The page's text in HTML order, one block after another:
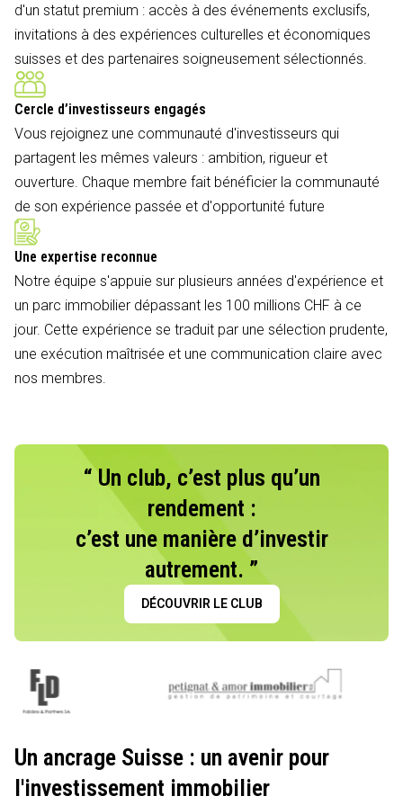
d'un statut premium : accès à des événements exclusifs,
invitations à des expériences culturelles et économiques
suisses et des partenaires soigneusement sélectionnés.
Cercle d’investisseurs engagés
Vous rejoignez une communauté d'investisseurs qui
partagent les mêmes valeurs : ambition, rigueur et
ouverture. Chaque membre fait bénéficier la communauté
de son expérience passée et d'opportunité future
Une expertise reconnue
Notre équipe s'appuie sur plusieurs années d'expérience et
un parc immobilier dépassant les 100 millions CHF à ce
jour. Cette expérience se traduit par une sélection prudente,
une exécution maîtrisée et une communication claire avec
nos membres.
“ Un club, c’est plus qu’un
rendement :
c’est une manière d’investir
autrement. ”
DÉCOUVRIR LE CLUB
Un ancrage Suisse : un avenir pour
l'investissement immobilier